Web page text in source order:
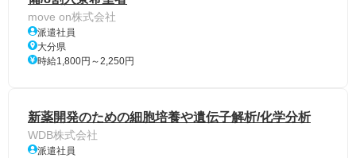
move on株式会社
派遣社員
大分県
時給1,800円～2,250円
新薬開発のための細胞培養や遺伝子解析/化学分析
WDB株式会社
派遣社員